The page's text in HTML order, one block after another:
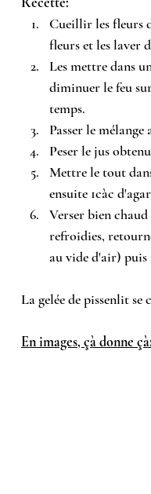
Cueillir les fleurs
fleurs et les laver
Les mettre dans
diminuer le feu
temps.
Passer le
Peser le jus
Mettre le tout
ensuite 1càc
Verser bien
refroidies,
au vide d'air) puis
La gelée de pissenlit se
En images, çà donne çà: